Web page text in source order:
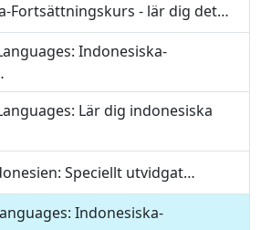
Fortsättningskurs - lär dig det…
Indonesiska-
Lär dig indonesiska
Speciellt utvidgat…
Indonesiska-